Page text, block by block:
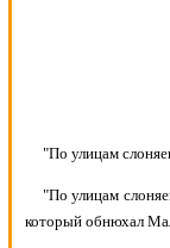
"По улицам
"По улицам
который обнюхал